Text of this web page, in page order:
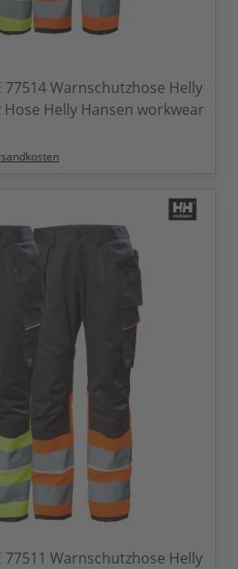
77514 Warnschutzhose Helly
Helly Hansen workwear
77511 Warnschutzhose Helly